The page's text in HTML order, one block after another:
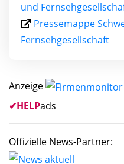
und
Pressemappe
Fernsehgesellschaft
Anzeige
✔HELPads
Offizielle News-Partner: